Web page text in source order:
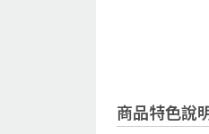
商品特色說